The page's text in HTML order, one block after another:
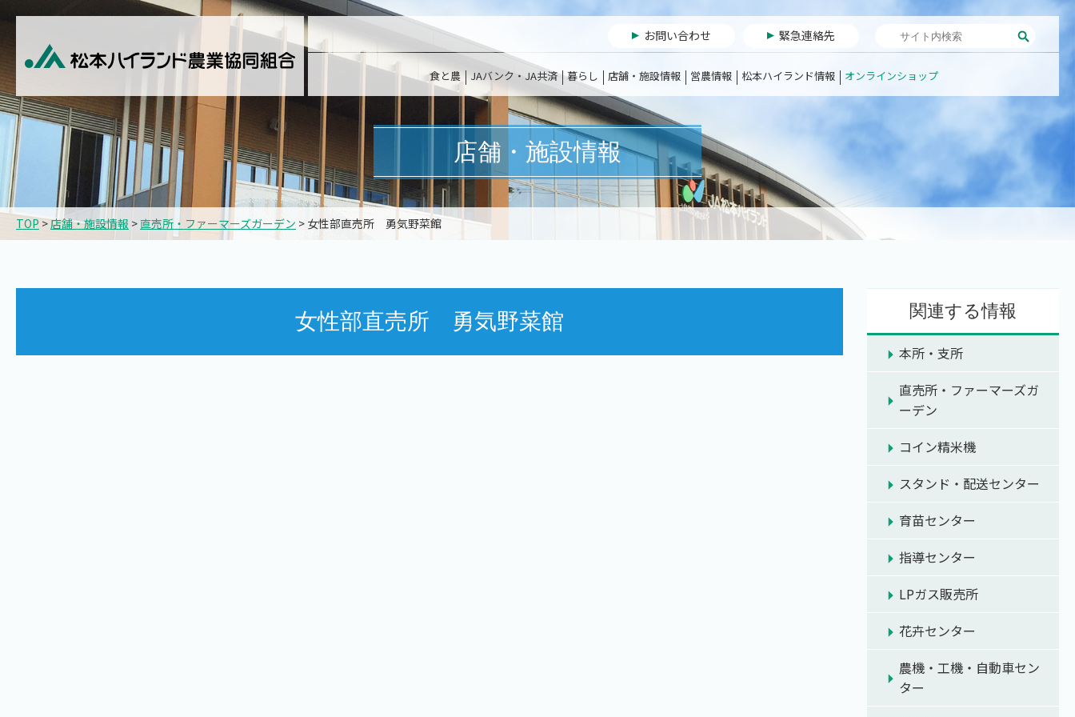
お問い合わせ 緊急連絡先
食と農 JAバンク・JA共済 暮らし 店舗・施設情報 営農情報 松本ハイランド情報 オンラインショップ
店舗・施設情報
TOP >店舗・施設情報 >直売所・ファーマーズガーデン > 女性部直売所 勇気野菜館
女性部直売所 勇気野菜館 関連する情報
本所・支所
直売所・ファーマーズガ
ーデン
コイン精米機
スタンド・配送センター
育苗センター
指導センター
LPガス販売所
花卉センター
農機・工機・自動車セン
ター